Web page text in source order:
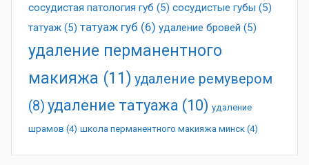
сосудистая патология губ (5) сосудистые губы (5)
татуаж (5) татуаж губ (6) удаление бровей (5)
удаление перманентного
макияжа (11) удаление ремувером
(8) удаление татуажа (10) удаление
шрамов (4) школа перманентного макияжа минск (4)